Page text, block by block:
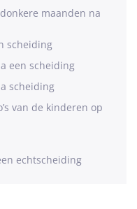
maanden na
scheiding
een scheiding
scheiding
van de kinderen op
echtscheiding